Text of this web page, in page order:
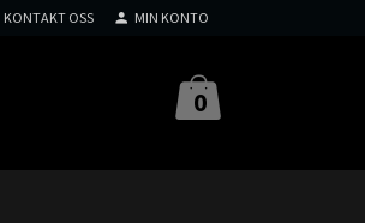
KONTAKT OSS MIN KONTO
0